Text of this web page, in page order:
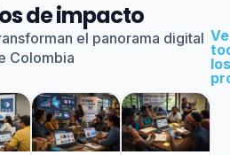
de impacto
el panorama digital
Colombia
los